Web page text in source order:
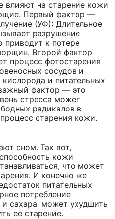
влияют на старение кожи
Первый фактор —
(УФ): Длительное
разрушение
приводит к потере
Второй фактор
процесс фотостарения
сосудов и
и питательных
фактор — это
стресса может
радикалов в
старения кожи.
сном. Так вот,
кожи
что может
И конечно же
питательных
потребление
сахара, может ухудшить
ее старение.